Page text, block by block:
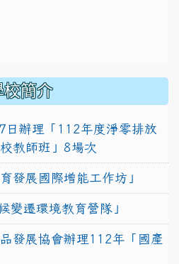
校簡介
辦理「112年度淨零排放
教師班」8場次
發展國際增能工作坊」
變遷環境教育營隊」
發展協會辦理112年「國產